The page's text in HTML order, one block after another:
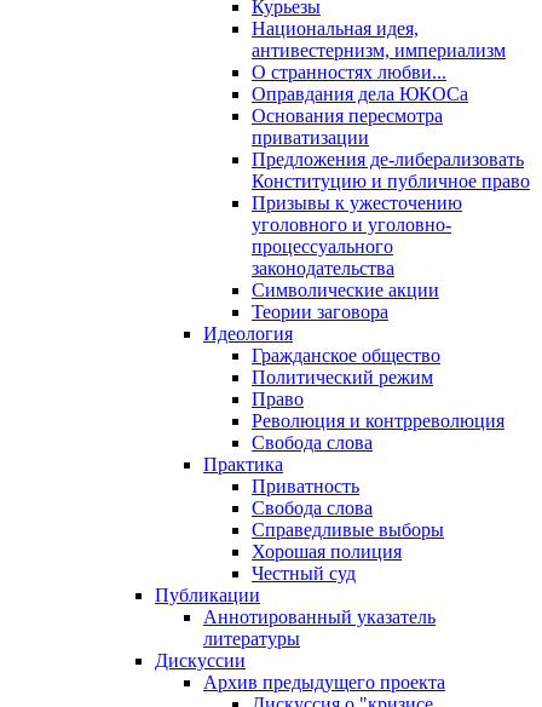
Курьезы
Национальная идея,
антивестернизм, империализм
О странностях любви...
Оправдания дела ЮКОСа
Основания пересмотра
приватизации
Предложения де-либерализовать
Конституцию и публичное право
Призывы к ужесточению
уголовного и уголовно-
процессуального
законодательства
Символические акции
Теории заговора
Идеология
Гражданское общество
Политический режим
Право
Революция и контрреволюция
Свобода слова
Практика
Приватность
Свобода слова
Справедливые выборы
Хорошая полиция
Честный суд
Публикации
Аннотированный указатель
литературы
Дискуссии
Архив предыдущего проекта